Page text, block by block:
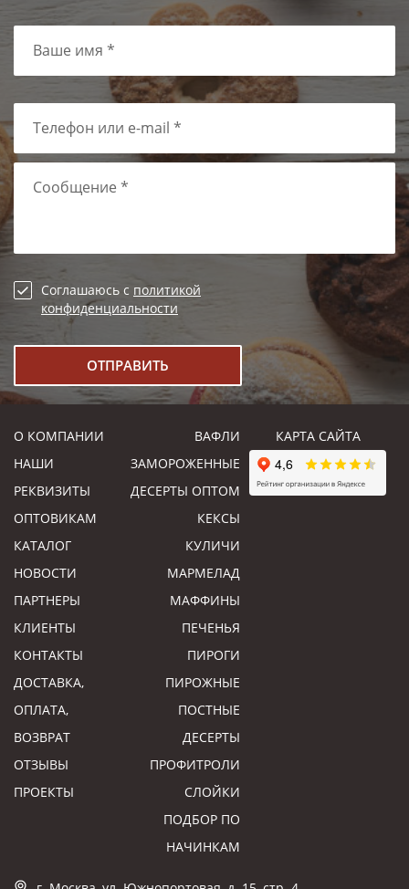
Ваше имя *
Телефон или e-mail *
Сообщение *
Соглашаюсь с политикой
конфиденциальности
О КОМПАНИИ
НАШИ
РЕКВИЗИТЫ
ОПТОВИКАМ
КАТАЛОГ
НОВОСТИ
ПАРТНЕРЫ
КЛИЕНТЫ
КОНТАКТЫ
ДОСТАВКА,
ОПЛАТА,
ВОЗВРАТ
ОТЗЫВЫ
ПРОЕКТЫ
ВАФЛИ
ЗАМОРОЖЕННЫЕ
ДЕСЕРТЫ ОПТОМ
КЕКСЫ
КУЛИЧИ
МАРМЕЛАД
МАФФИНЫ
ПЕЧЕНЬЯ
ПИРОГИ
ПИРОЖНЫЕ
ПОСТНЫЕ
ДЕСЕРТЫ
ПРОФИТРОЛИ
СЛОЙКИ
ПОДБОР ПО
НАЧИНКАМ
КАРТА САЙТА